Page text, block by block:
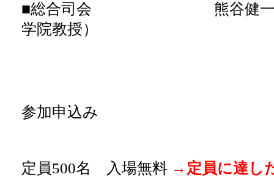
■総合司会 熊谷健一（明
学院教授）
参加申込み
定員500名 入場無料 →定員に達し